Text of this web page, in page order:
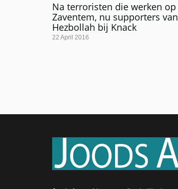
Na terroristen die werken op
Zaventem, nu supporters van
Hezbollah bij Knack
22 April 2016